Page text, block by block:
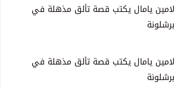
لامين يامال يكتب قصة تألق مذهلة في
برشلونة
لامين يامال يكتب قصة تألق مذهلة في
برشلونة